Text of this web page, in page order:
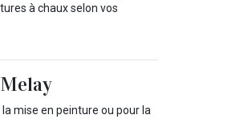
à chaux selon vos
mise en peinture ou pour la